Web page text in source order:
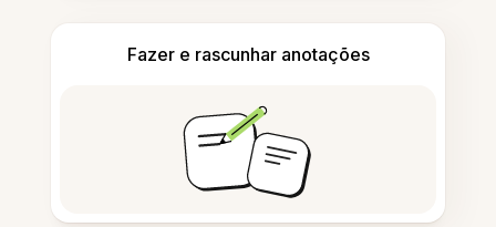
Fazer e rascunhar anotações